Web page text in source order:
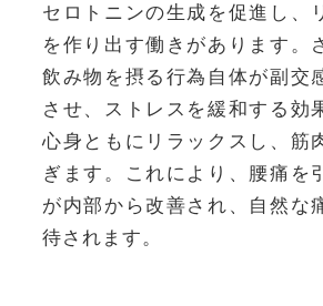
セロトニンの生成を促進し、
を作り出す働きがあります。
飲み物を摂る行為自体が副交
させ、ストレスを緩和する効
心身ともにリラックスし、筋
ぎます。これにより、腰痛を
が内部から改善され、自然な
待されます。